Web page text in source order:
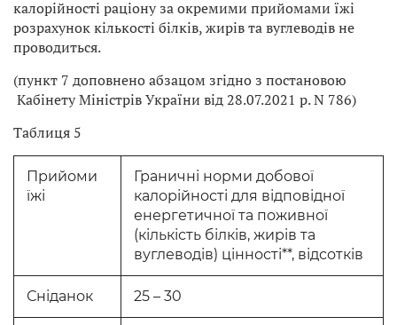
калорійності раціону за окремими прийомами їжі
розрахунок кількості білків, жирів та вуглеводів не
проводиться.
(пункт 7 доповнено абзацом згідно з постановою
Кабінету Міністрів України від 28.07.2021 р. N 786)
Таблиця 5
Прийоми
їжі
Граничні норми добової
калорійності для відповідної
енергетичної та поживної
(кількість білків, жирів та
вуглеводів) цінності**, відсотків
Сніданок 25 – 30